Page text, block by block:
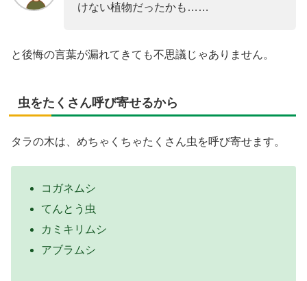
けない植物だったかも……
と後悔の言葉が漏れてきても不思議じゃありません。
虫をたくさん呼び寄せるから
タラの木は、めちゃくちゃたくさん虫を呼び寄せます。
コガネムシ
てんとう虫
カミキリムシ
アブラムシ